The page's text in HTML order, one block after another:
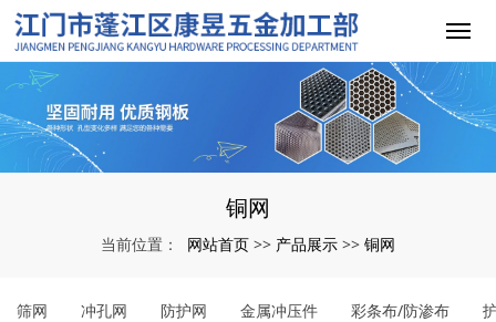
铜网
当前位置： 网站首页 >> 产品展示 >> 铜网
筛网 冲孔网 防护网 金属冲压件 彩条布/防渗布